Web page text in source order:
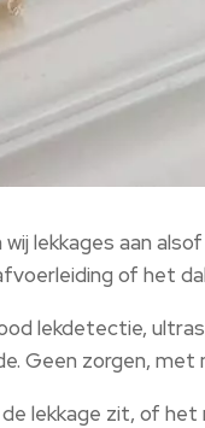
lekkages aan
of het
lekdetectie,
Geen zorgen,
lekkage zit, of